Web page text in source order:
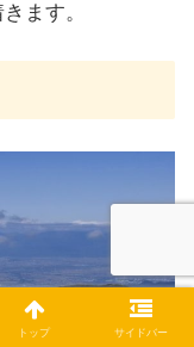
ます。
トップ サイドバー